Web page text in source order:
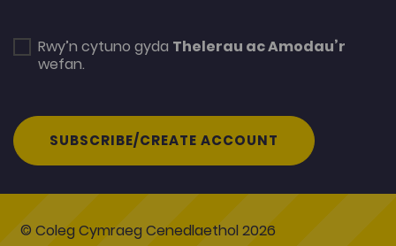
Rwy’n cytuno gyda Thelerau ac Amodau’r
wefan.
SUBSCRIBE/CREATE ACCOUNT
© Coleg Cymraeg Cenedlaethol 2026